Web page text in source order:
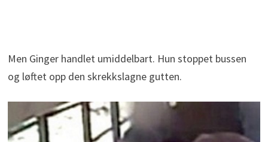
Men Ginger handlet umiddelbart. Hun stoppet bussen
og løftet opp den skrekkslagne gutten.